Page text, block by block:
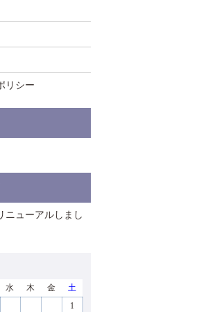
リシー
ニューアルしまし
水 木 金
土
1